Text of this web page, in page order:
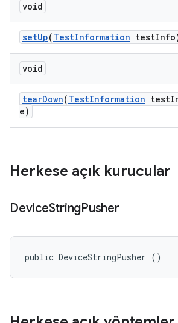
void
setUp(TestInformation test
void
tearDown(TestInformation test
e)
Herkese açık kurucular
DeviceStringPusher
public DeviceStringPusher ()